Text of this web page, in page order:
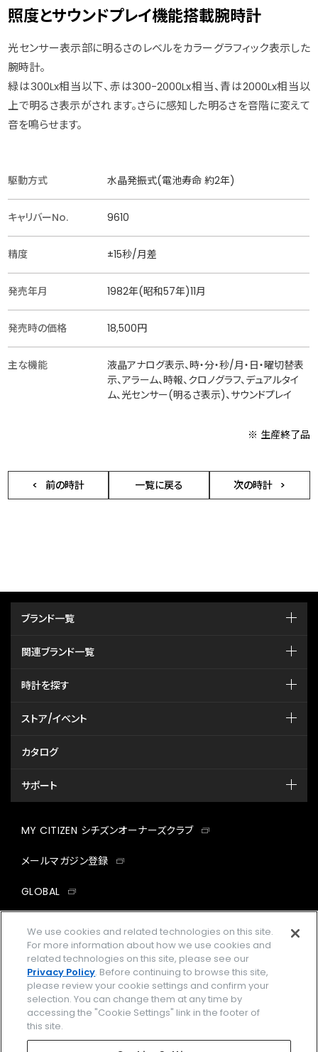
照度とサウンドプレイ機能搭載腕時計
光センサー表示部に明るさのレベルをカラーグラフィック表示した
腕時計。
緑は300Lx相当以下、赤は300-2000Lx相当、青は2000Lx相当以
上で明るさ表示がされます。さらに感知した明るさを音階に変えて
音を鳴らせます。
駆動方式 水晶発振式(電池寿命 約2年)
キャリバーNo. 9610
精度 ±15秒/月差
発売年月 1982年(昭和57年)11月
発売時の価格 18,500円
主な機能
液晶アナログ表示、時・分・秒/月・日・曜切替表
示、アラーム、時報、クロノグラフ、デュアルタイ
ム、光センサー(明るさ表示)、サウンドプレイ
※ 生産終了品
前の時計 一覧に戻る 次の時計
ブランド一覧
関連ブランド一覧
時計を探す
ストア/イベント
カタログ
サポート
MY CITIZEN シチズンオーナーズクラブ
メールマガジン登録
GLOBAL
facebookinstagramtwitter
企業情報 ご利用規約
プライバシーポリシー Cookies Settings
We use cookies and related technologies on this site.
For more information about how we use cookies and
related technologies on this site, please see our
Privacy Policy. Before continuing to browse this site,
please review your cookie settings and confirm your
selection. You can change them at any time by
accessing the "Cookie Settings" link in the footer of
this site.